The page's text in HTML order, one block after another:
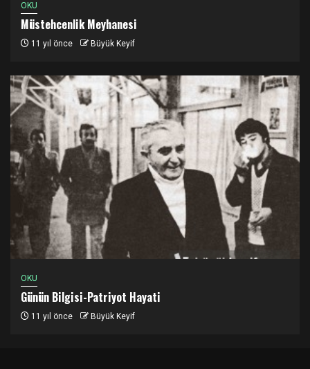
OKU
Müstehcenlik Meyhanesi
11 yıl önce Büyük Keyif
OKU
Günün Bilgisi-Patriyot Hayati
11 yıl önce Büyük Keyif